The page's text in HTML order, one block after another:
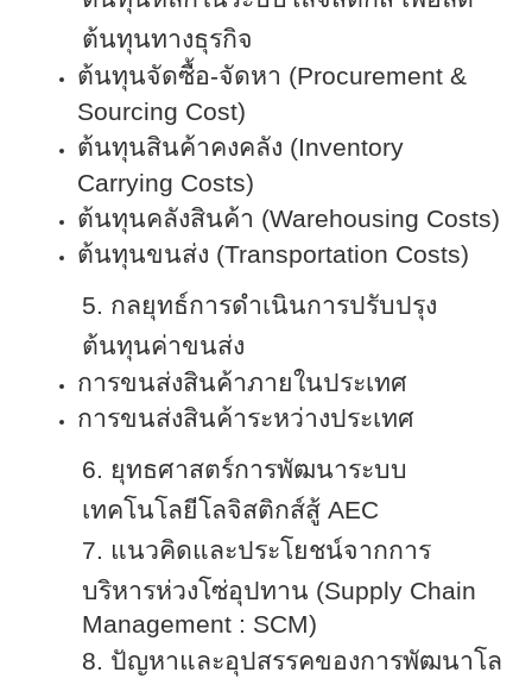
ต้นทุนทางธุรกิจ
ต้นทุนจัดซื้อ-จัดหา (Procurement &
Sourcing Cost)
ต้นทุนสินค้าคงคลัง (Inventory
Carrying Costs)
ต้นทุนคลังสินค้า (Warehousing Costs)
ต้นทุนขนส่ง (Transportation Costs)
5. กลยุทธ์การดำเนินการปรับปรุง
ต้นทุนค่าขนส่ง
การขนส่งสินค้าภายในประเทศ
การขนส่งสินค้าระหว่างประเทศ
6. ยุทธศาสตร์การพัฒนาระบบ
เทคโนโลยีโลจิสติกส์สู้ AEC
7. แนวคิดและประโยชน์จากการ
บริหารห่วงโซ่อุปทาน (Supply Chain
Management : SCM)
8. ปัญหาและอุปสรรคของการพัฒนาโล